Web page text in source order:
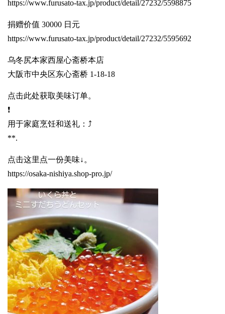
https://www.furusato-tax.jp/product/detail/27232/5598875
捐赠价值 30000 日元
https://www.furusato-tax.jp/product/detail/27232/5595692
乌冬尻本家西屋心斋桥本店
大阪市中央区东心斋桥 1-18-18
点击此处获取美味订单。
❗️
用于家庭烹饪和送礼：⤴️
**.
点击这里点一份美味↓。
https://osaka-nishiya.shop-pro.jp/